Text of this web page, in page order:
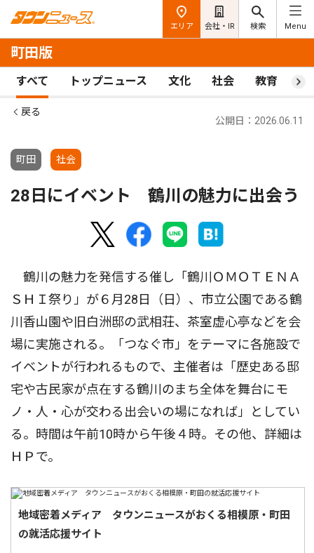
エリア 会社・IR 検索 Menu
町田版
すべて トップニュース 文化 社会 教育 ス
戻る
町田 社会
公開日：2026.06.11
28日にイベント 鶴川の魅力に出会う
鶴川の魅力を発信する催し「鶴川ＯＭＯＴＥＮＡ
ＳＨＩ祭り」が６月28日（日）、市立公園である鶴
川香山園や旧白洲邸の武相荘、茶室虚心亭などを会
場に実施される。「つなぐ市」をテーマに各施設で
イベントが行われるもので、主催者は「歴史ある邸
宅や古民家が点在する鶴川のまち全体を舞台にモ
ノ・人・心が交わる出会いの場になれば」としてい
る。時間は午前10時から午後４時。その他、詳細は
ＨＰで。
地域密着メディア タウンニュースがおくる相模原・町田
の就活応援サイト